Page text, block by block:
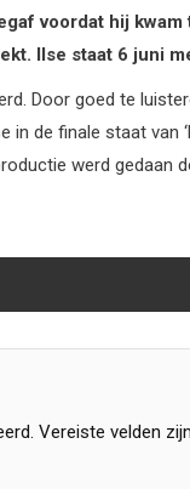
voordat hij
Ilse staat 6 juni
Door goed te
in de finale staat
werd gedaan
Vereiste velden